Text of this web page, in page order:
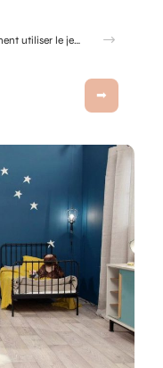
Gobelet Personnalisé anniversaire pour entreprise : animer un anniversaire de marque